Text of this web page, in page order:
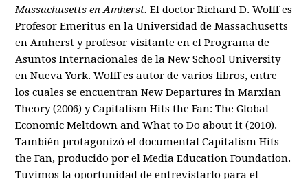
Massachusetts en Amherst. El doctor Richard D. Wolff es
Profesor Emeritus en la Universidad de Massachusetts
en Amherst y profesor visitante en el Programa de
Asuntos Internacionales de la New School University
en Nueva York. Wolff es autor de varios libros, entre
los cuales se encuentran New Departures in Marxian
Theory (2006) y Capitalism Hits the Fan: The Global
Economic Meltdown and What to Do about it (2010).
También protagonizó el documental Capitalism Hits
the Fan, producido por el Media Education Foundation.
Tuvimos la oportunidad de entrevistarlo para el